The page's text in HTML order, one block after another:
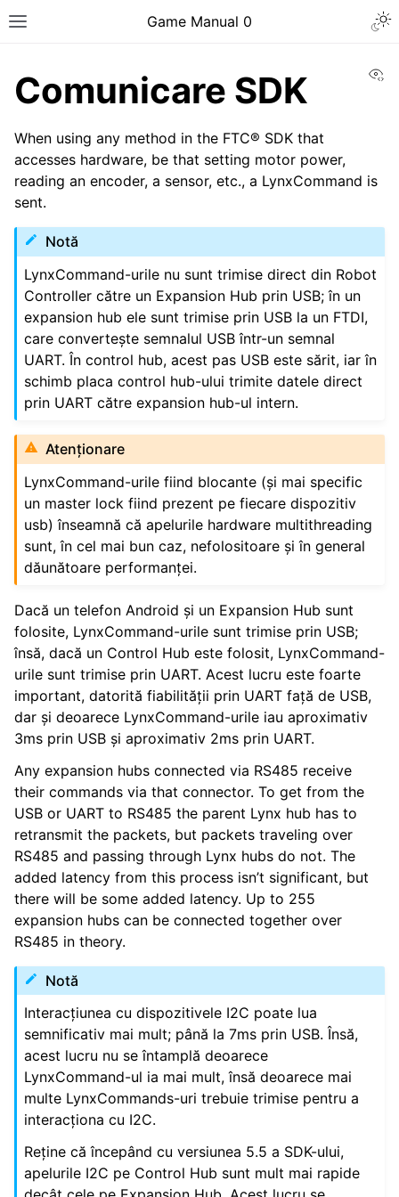
Toggle site navigation sidebar
Game Manual 0
navigation of Being a Team
navigation of Elemente de Design
navigation of Componente Hardware
navigation of Mecanisme Comune
navigation of Electronics and Motion Components
navigation of Software
navigation of Tutoriale
navigation of Concepte de Programare
navigation of Sistemul Avansat de Control
navigation of Premii
navigation of Diverse
navigation of Contributor’s Guide
Comunicare SDK
When using any method in the FTC® SDK that
accesses hardware, be that setting motor power,
reading an encoder, a sensor, etc., a LynxCommand is
sent.
Notă
LynxCommand-urile nu sunt trimise direct din Robot
Controller către un Expansion Hub prin USB; în un
expansion hub ele sunt trimise prin USB la un FTDI,
care convertește semnalul USB într-un semnal
UART. În control hub, acest pas USB este sărit, iar în
schimb placa control hub-ului trimite datele direct
prin UART către expansion hub-ul intern.
Atenționare
LynxCommand-urile fiind blocante (și mai specific
un master lock fiind prezent pe fiecare dispozitiv
usb) înseamnă că apelurile hardware multithreading
sunt, în cel mai bun caz, nefolositoare și în general
dăunătoare performanței.
Dacă un telefon Android și un Expansion Hub sunt
folosite, LynxCommand-urile sunt trimise prin USB;
însă, dacă un Control Hub este folosit, LynxCommand-
urile sunt trimise prin UART. Acest lucru este foarte
important, datorită fiabilității prin UART față de USB,
dar și deoarece LynxCommand-urile iau aproximativ
3ms prin USB și aproximativ 2ms prin UART.
Any expansion hubs connected via RS485 receive
their commands via that connector. To get from the
USB or UART to RS485 the parent Lynx hub has to
retransmit the packets, but packets traveling over
RS485 and passing through Lynx hubs do not. The
added latency from this process isn’t significant, but
there will be some added latency. Up to 255
expansion hubs can be connected together over
RS485 in theory.
Notă
Interacțiunea cu dispozitivele I2C poate lua
semnificativ mai mult; până la 7ms prin USB. Însă,
acest lucru nu se întamplă deoarece
LynxCommand-ul ia mai mult, însă deoarece mai
multe LynxCommands-uri trebuie trimise pentru a
interacționa cu I2C.
Reține că începând cu versiunea 5.5 a SDK-ului,
apelurile I2C pe Control Hub sunt mult mai rapide